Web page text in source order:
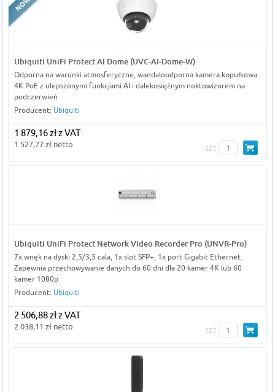
Ubiquiti UniFi Protect AI Dome (UVC-AI-Dome-W)
Odporna na warunki atmosferyczne, wandaloodporna kamera kopułkowa
4K PoE z ulepszonymi funkcjami AI i dalekosiężnym noktowizorem na
podczerwień
Producent: Ubiquiti
1 879,16 zł z VAT
1 527,77 zł netto szt
Ubiquiti UniFi Protect Network Video Recorder Pro (UNVR-Pro)
7x wnęk na dyski 2,5/3,5 cala, 1x slot SFP+, 1x port Gigabit Ethernet.
Zapewnia przechowywanie danych do 60 dni dla 20 kamer 4K lub 60
kamer 1080p
Producent: Ubiquiti
2 506,88 zł z VAT
2 038,11 zł netto szt